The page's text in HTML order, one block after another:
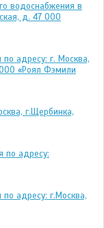
водоснабжения в
д. 47 ООО
адресу: г. Москва,
«Роял Фэмили
г.Щербинка,
по адресу:
по адресу: г.Москва,